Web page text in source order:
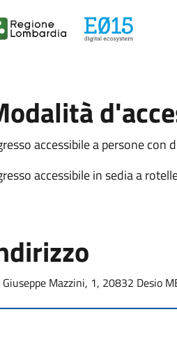
accessibile a persone con
accessibile in sedia a
Giuseppe Mazzini, 1, 20832 Desio